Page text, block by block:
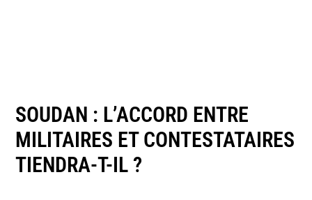
SOUDAN : L’ACCORD ENTRE
MILITAIRES ET CONTESTATAIRES
TIENDRA-T-IL ?